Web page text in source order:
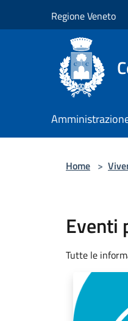
Regione Veneto
Home >
Eventi
Tutte le